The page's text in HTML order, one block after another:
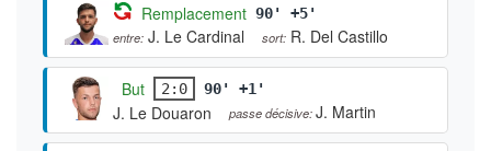
Remplacement 90' +5'
entre: J. Le Cardinal sort: R. Del Castillo
But 2:0 90' +1'
J. Le Douaron passe décisive:J. Martin